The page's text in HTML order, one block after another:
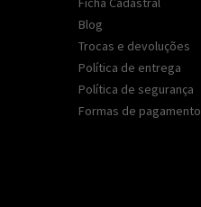
Blog
Trocas e devoluções
Política de entrega
Política de segurança
Formas de pagamento